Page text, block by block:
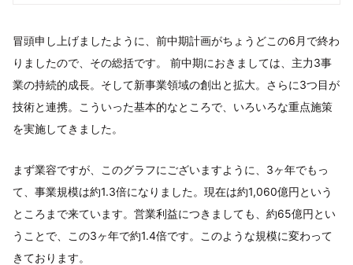
冒頭申し上げましたように、前中期計画がちょうどこの6月で終わ
りましたので、その総括です。 前中期におきましては、主力3事
業の持続的成長。そして新事業領域の創出と拡大。さらに3つ目が
技術と連携。こういった基本的なところで、いろいろな重点施策
を実施してきました。
まず業容ですが、このグラフにございますように、3ヶ年でもっ
て、事業規模は約1.3倍になりました。現在は約1,060億円という
ところまで来ています。営業利益につきましても、約65億円とい
うことで、この3ヶ年で約1.4倍です。このような規模に変わって
きております。